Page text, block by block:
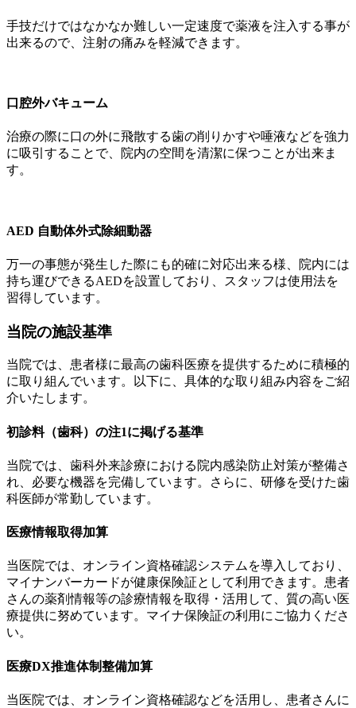
手技だけではなかなか難しい一定速度で薬液を注入する事が
出来るので、注射の痛みを軽減できます。
口腔外バキューム
治療の際に口の外に飛散する歯の削りかすや唾液などを強力
に吸引することで、院内の空間を清潔に保つことが出来ま
す。
AED 自動体外式除細動器
万一の事態が発生した際にも的確に対応出来る様、院内には
持ち運びできるAEDを設置しており、スタッフは使用法を
習得しています。
当院の施設基準
当院では、患者様に最高の歯科医療を提供するために積極的
に取り組んでいます。以下に、具体的な取り組み内容をご紹
介いたします。
初診料（歯科）の注1に掲げる基準
当院では、歯科外来診療における院内感染防止対策が整備さ
れ、必要な機器を完備しています。さらに、研修を受けた歯
科医師が常勤しています。
医療情報取得加算
当医院では、オンライン資格確認システムを導入しており、
マイナンバーカードが健康保険証として利用できます。患者
さんの薬剤情報等の診療情報を取得・活用して、質の高い医
療提供に努めています。マイナ保険証の利用にご協力くださ
い。
医療DX推進体制整備加算
当医院では、オンライン資格確認などを活用し、患者さんに